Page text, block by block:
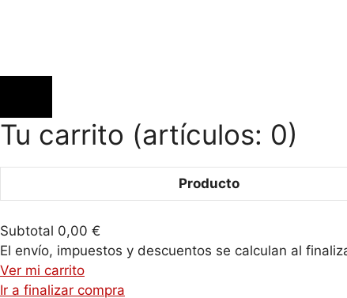
Tu carrito (artículos: 0)
Productos
del
carrito
Producto
Subtotal 0,00 €
El envío, impuestos y descuentos se calculan al
Ver mi carrito
Ir a finalizar compra